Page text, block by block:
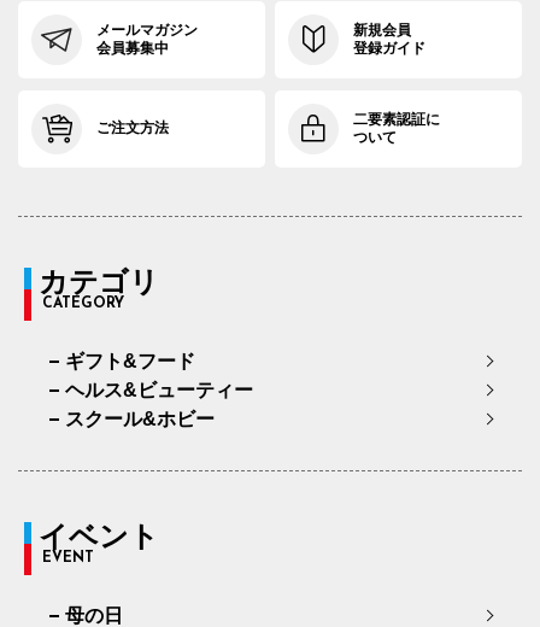
メールマガジン
会員募集中
新規会員
登録ガイド
ご注文方法
二要素認証に
ついて
カテゴリ
CATEGORY
ギフト&フード
ヘルス&ビューティー
スクール&ホビー
イベント
EVENT
母の日